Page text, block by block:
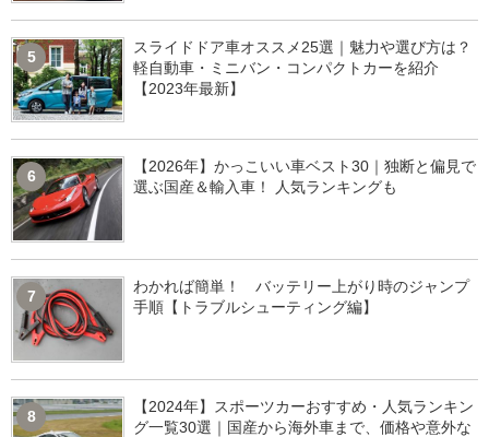
5
スライドドア車オススメ25選｜魅力や選び方は？
軽自動車・ミニバン・コンパクトカーを紹介
【2023年最新】
6
【2026年】かっこいい車ベスト30｜独断と偏見で
選ぶ国産＆輸入車！ 人気ランキングも
7
わかれば簡単！ バッテリー上がり時のジャンプ
手順【トラブルシューティング編】
8
【2024年】スポーツカーおすすめ・人気ランキン
グ一覧30選｜国産から海外車まで、価格や意外な